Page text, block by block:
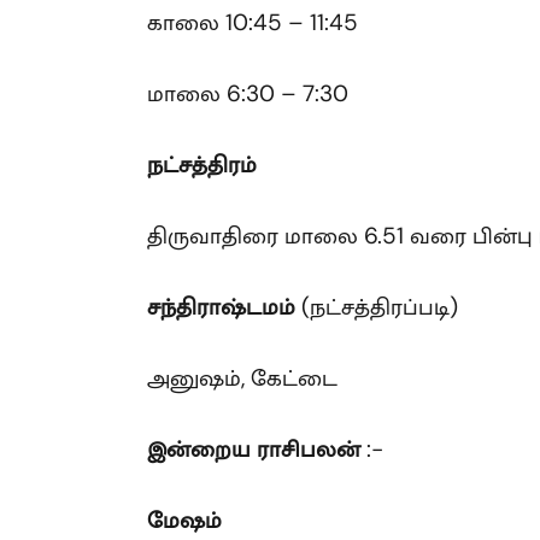
காலை 10:45 – 11:45
மாலை 6:30 – 7:30
நட்சத்திரம்
திருவாதிரை மாலை 6.51 வரை பின்பு
சந்திராஷ்டமம் (நட்சத்திரப்படி)
அனுஷம், கேட்டை
இன்றைய ராசிபலன்:-
மேஷம்